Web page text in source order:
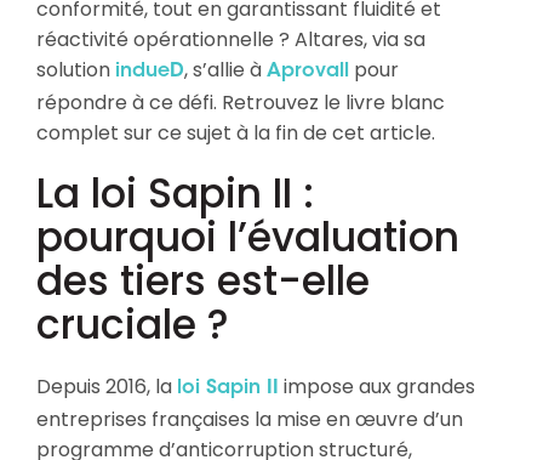
conformité, tout en garantissant fluidité et
réactivité opérationnelle ? Altares, via sa
solution indueD, s’allie à Aprovall
pour
répondre à ce défi. Retrouvez le livre blanc
complet sur ce sujet à la fin de cet article.
La loi Sapin II :
pourquoi l’évaluation
des tiers est-elle
cruciale ?
Depuis 2016, la loi Sapin II
impose aux grandes
entreprises françaises la mise en œuvre d’un
programme d’anticorruption structuré,